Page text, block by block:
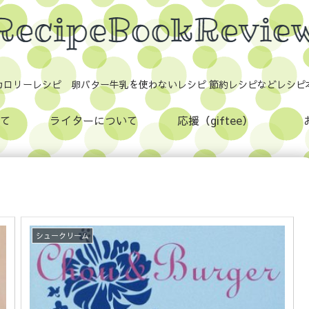
リーレシピ 卵バター牛乳を使わないレシピ 節約レシピなどレシピ
ライターについて 応援（giftee）
シュークリーム